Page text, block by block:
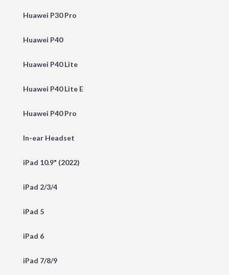
Huawei P30 Pro
Huawei P40
Huawei P40 Lite
Huawei P40 Lite E
Huawei P40 Pro
In-ear Headset
iPad 10.9" (2022)
iPad 2/3/4
iPad 5
iPad 6
iPad 7/8/9